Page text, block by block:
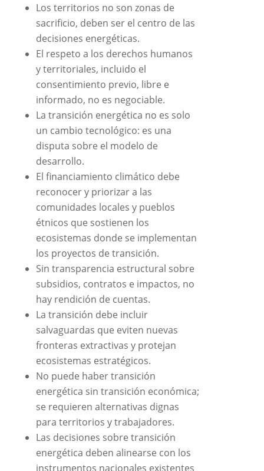
Los territorios no son zonas de
sacrificio, deben ser el centro de las
decisiones energéticas.
El respeto a los derechos humanos
y territoriales, incluido el
consentimiento previo, libre e
informado, no es negociable.
La transición energética no es solo
un cambio tecnológico: es una
disputa sobre el modelo de
desarrollo.
El financiamiento climático debe
reconocer y priorizar a las
comunidades locales y pueblos
étnicos que sostienen los
ecosistemas donde se implementan
los proyectos de transición.
Sin transparencia estructural sobre
subsidios, contratos e impactos, no
hay rendición de cuentas.
La transición debe incluir
salvaguardas que eviten nuevas
fronteras extractivas y protejan
ecosistemas estratégicos.
No puede haber transición
energética sin transición económica;
se requieren alternativas dignas
para territorios y trabajadores.
Las decisiones sobre transición
energética deben alinearse con los
instrumentos nacionales existentes